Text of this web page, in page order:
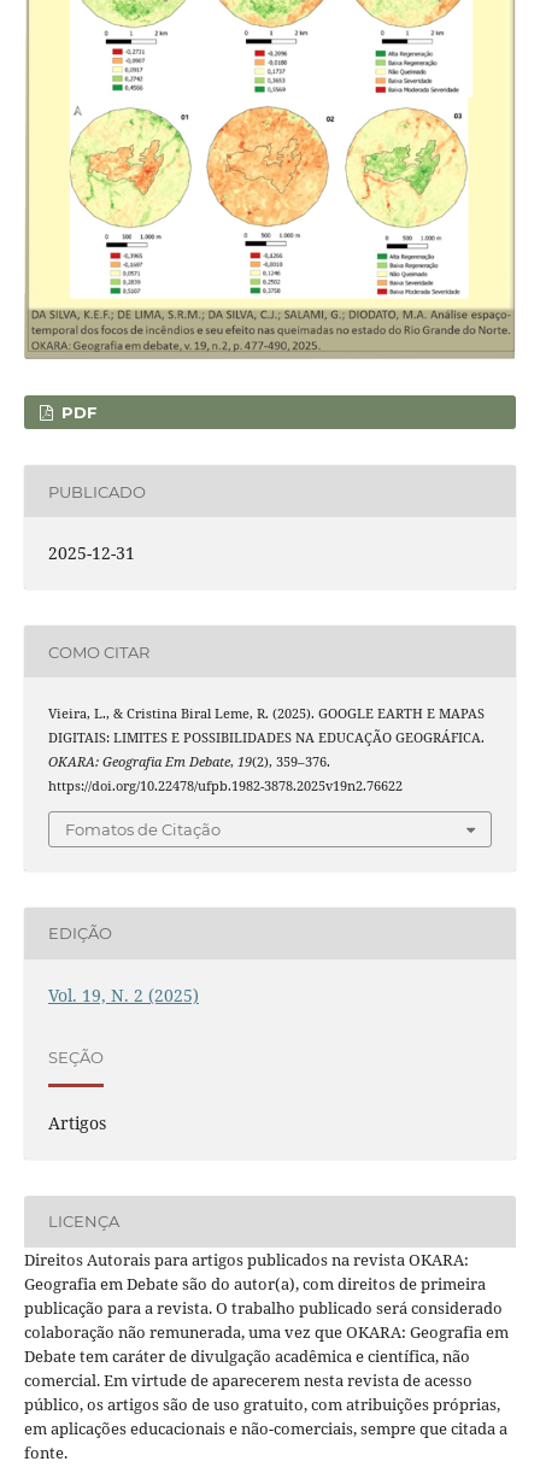
PDF
PUBLICADO
2025-12-31
COMO CITAR
Vieira, L., & Cristina Biral Leme, R. (2025). GOOGLE EARTH E MAPAS
DIGITAIS: LIMITES E POSSIBILIDADES NA EDUCAÇÃO GEOGRÁFICA.
OKARA: Geografia Em Debate, 19(2), 359–376.
https://doi.org/10.22478/ufpb.1982-3878.2025v19n2.76622
Fomatos de Citação
EDIÇÃO
Vol. 19, N. 2 (2025)
SEÇÃO
Artigos
LICENÇA
Direitos Autorais para artigos publicados na revista OKARA:
Geografia em Debate são do autor(a), com direitos de primeira
publicação para a revista. O trabalho publicado será considerado
colaboração não remunerada, uma vez que OKARA: Geografia em
Debate tem caráter de divulgação acadêmica e científica, não
comercial. Em virtude de aparecerem nesta revista de acesso
público, os artigos são de uso gratuito, com atribuições próprias,
em aplicações educacionais e não-comerciais, sempre que citada a
fonte.